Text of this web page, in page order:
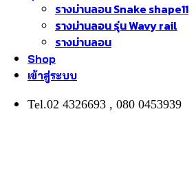
รางม่านลอน Snake shape11
รางม่านลอน รุ่น Wavy rail
รางม่านลอน
Shop
เข้าสู่ระบบ
Tel.02 4326693 , 080 0453939